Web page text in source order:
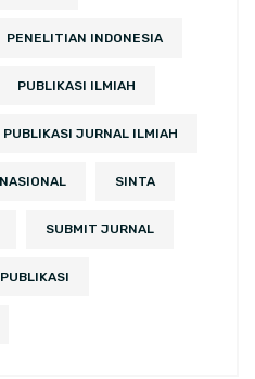
PENELITIAN INDONESIA
PUBLIKASI ILMIAH
PUBLIKASI JURNAL ILMIAH
SINTA
SUBMIT JURNAL